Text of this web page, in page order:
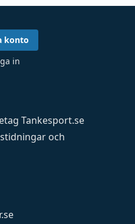
Tankesport.se
och
konto
in